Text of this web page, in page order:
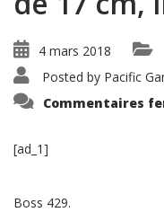
4 mars 2018
Posted by Pacific
Commentaires
[ad_1]
Boss 429.